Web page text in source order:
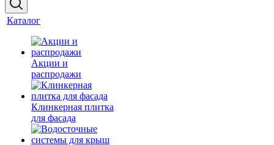
Каталог
Акции и
распродажи
Клинкерная плитка
для фасада